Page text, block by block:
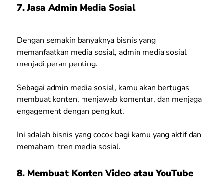
7. Jasa Admin Media Sosial
Dengan semakin banyaknya bisnis yang
memanfaatkan media sosial, admin media sosial
menjadi peran penting.
Sebagai admin media sosial, kamu akan bertugas
membuat konten, menjawab komentar, dan menjaga
engagement dengan pengikut.
Ini adalah bisnis yang cocok bagi kamu yang aktif dan
memahami tren media sosial.
8. Membuat Konten Video atau YouTube